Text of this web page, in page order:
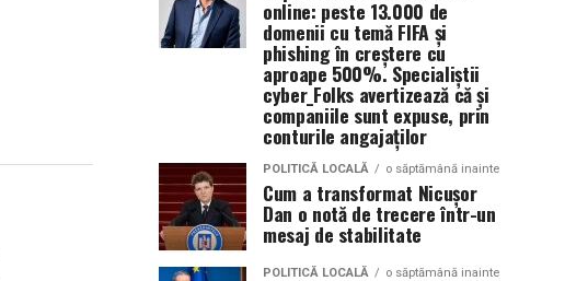
online: peste 13.000 de
domenii cu temă FIFA și
phishing în creștere cu
aproape 500%. Specialiștii
cyber_Folks avertizează că și
companiile sunt expuse, prin
conturile angajaților
POLITICĂ LOCALĂ o săptămână inainte
Cum a transformat Nicușor
Dan o notă de trecere într-un
mesaj de stabilitate
POLITICĂ LOCALĂ o săptămână inainte